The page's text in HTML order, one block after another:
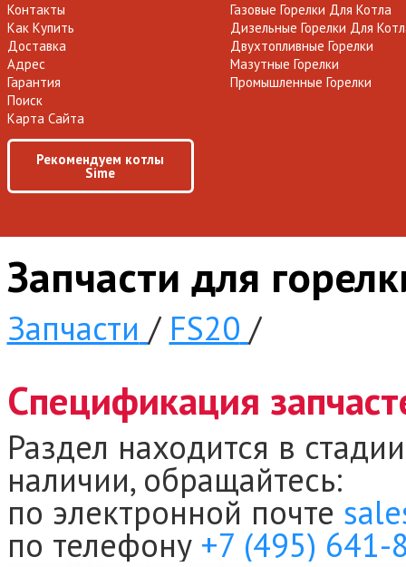
Контакты
Как Купить
Доставка
Адрес
Гарантия
Поиск
Карта Сайта
Рекомендуем котлы
Sime
Газовые Горелки Для Котла
Дизельные Горелки Для
Двухтопливные Горелки
Мазутные Горелки
Промышленные Горелки
Запчасти для
Запчасти / FS20 /
Спецификация
Раздел находится в
наличии, обращайтесь:
по электронной почте
по телефону +7 (495) 641-